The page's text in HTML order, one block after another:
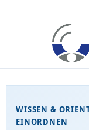
WISSEN &
EINORDNEN